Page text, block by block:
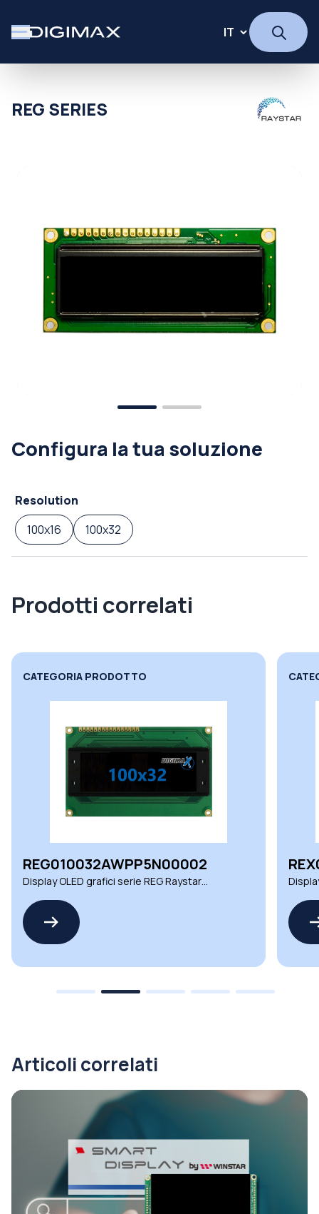
REG SERIES
Configura la tua soluzione
Resolution
100x16
100x32
Prodotti correlati
CATEGORIA PRODOTTO
REG010032AWPP5N00002
Display OLED grafici serie REG Raystar
Articoli correlati